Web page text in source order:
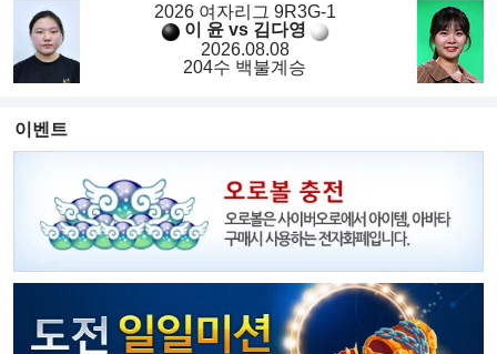
2026 여자리그 9R3G-1
이 윤 vs 김다영
2026.08.08
204수 백불계승
이벤트